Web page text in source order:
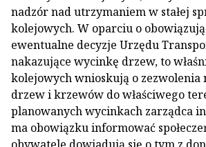
nadzór nad utrzymaniem w stałej
kolejowych. W oparciu o
ewentualne decyzje Urzędu
nakazujące wycinkę drzew, to
kolejowych wnioskują o zezwolenia
drzew i krzewów do właściwego
planowanych wycinkach zarządca
ma obowiązku informować